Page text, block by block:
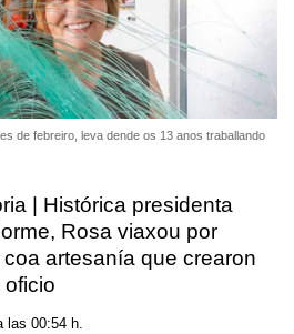
de febreiro, leva dende os 13 anos traballando
| Histórica presidenta
Rosa viaxou por
artesanía que crearon
oficio
las 00:54 h.